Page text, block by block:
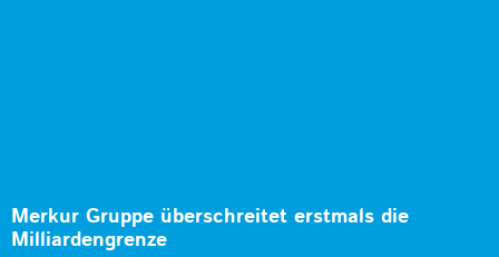
Merkur Gruppe überschreitet erstmals die
Milliardengrenze